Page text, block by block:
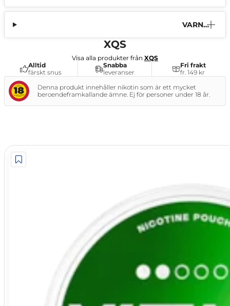
VARNI
XQS
Visa alla produkter från XQS
Alltid
färskt snus
Snabba
leveranser
Fri frakt
fr. 149 kr
Denna produkt innehåller nikotin som är ett mycket
beroendeframkallande ämne. Ej för personer under 18 år.